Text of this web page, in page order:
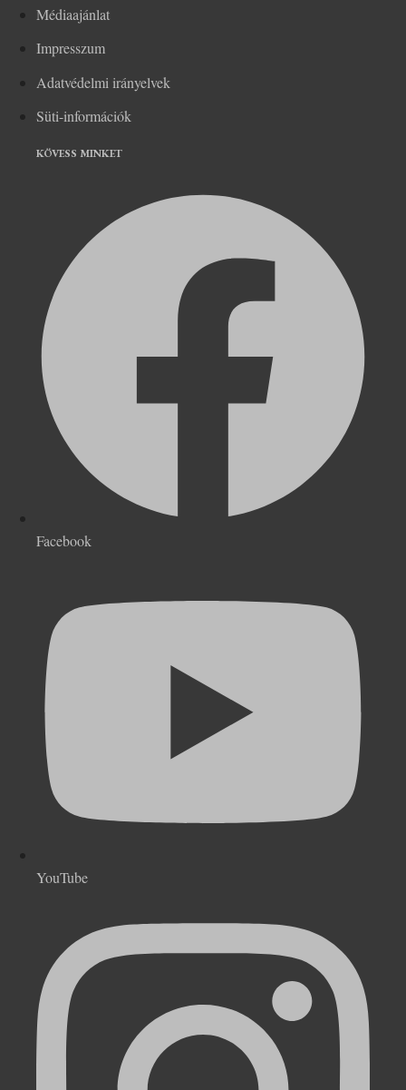
Médiaajánlat
Impresszum
Adatvédelmi irányelvek
Süti-információk
KÖVESS MINKET
Facebook
YouTube